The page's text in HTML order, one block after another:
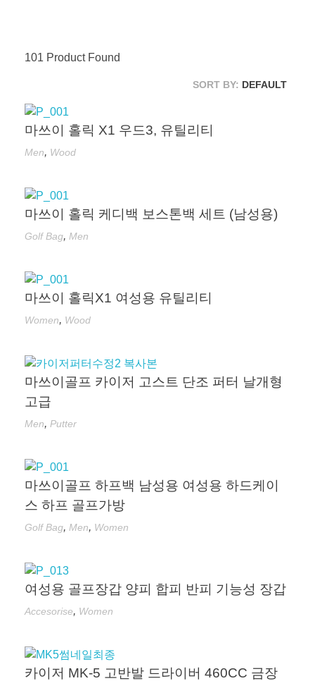
101 Product Found
SORT BY: DEFAULT
마쓰이 홀릭 X1 우드3, 유틸리티
Men, Wood
마쓰이 홀릭 케디백 보스톤백 세트 (남성용)
Golf Bag, Men
마쓰이 홀릭X1 여성용 유틸리티
Women, Wood
마쓰이골프 카이저 고스트 단조 퍼터 날개형
고급
Men, Putter
마쓰이골프 하프백 남성용 여성용 하드케이
스 하프 골프가방
Golf Bag, Men, Women
여성용 골프장갑 양피 합피 반피 기능성 장갑
Accesorise, Women
카이저 MK-5 고반발 드라이버 460CC 금장